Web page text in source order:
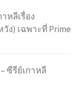
หลีเรื่อง
ง) เฉพาะที่ Prime
ซีรีย์เกาหลี